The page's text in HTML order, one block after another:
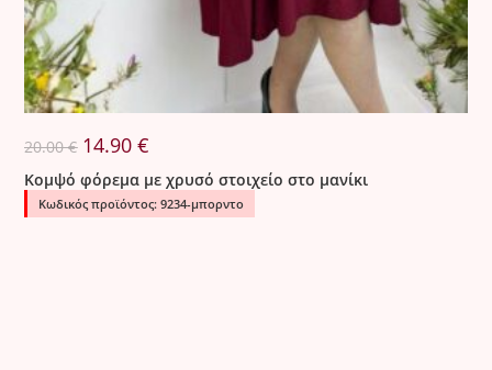
20.00€ Original
price
was:
20.00 €.
14.90€
τιμή
είναι:
14.90 €.
Κομψό φόρεμα με χρυσό στοιχείο στο μανίκι
Κωδικός προϊόντος: 9234-μπορντο